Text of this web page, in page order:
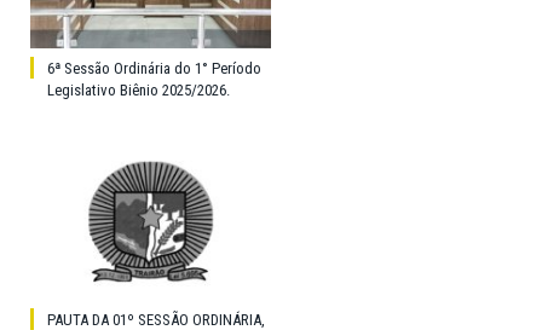
6ª Sessão Ordinária do 1° Período
Legislativo Biênio 2025/2026.
PAUTA DA 01º SESSÃO ORDINÁRIA,